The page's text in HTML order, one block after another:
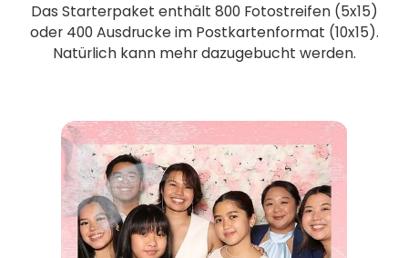
Das Starterpaket enthält 800 Fotostreifen (5x15)
oder 400 Ausdrucke im Postkartenformat (10x15).
Natürlich kann mehr dazugebucht werden.